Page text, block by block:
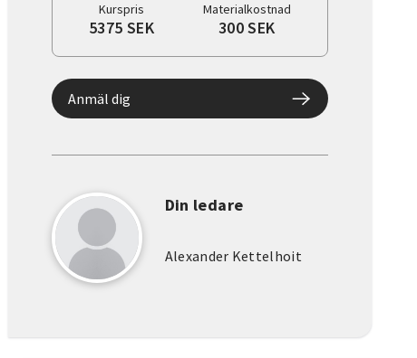
Kurspris
5375 SEK
Materialkostnad
300 SEK
Anmäl dig
Din ledare
Alexander Kettelhoit